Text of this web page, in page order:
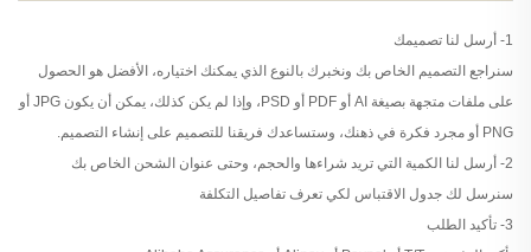
1- أرسل لنا تصميمك
سنراجع التصميم الخاص بك ونخبرك بالنوع الذي يمكنك اختياره، الأفضل هو الحصول
على ملفات متجهة بصيغة AI أو PDF أو PSD، وإذا لم يكن كذلك، يمكن أن يكون JPG أو
PNG أو مجرد فكرة في ذهنك، وستساعدك فريقنا للتصميم على إنشاء التصميم.
2- أرسل لنا الكمية التي تريد شراءها والحجم، وحتى عنوان الشحن الخاص بك
سنرسل لك جدول الاقتباس لكي تعرف تفاصيل التكلفة
3- تأكيد الطلب